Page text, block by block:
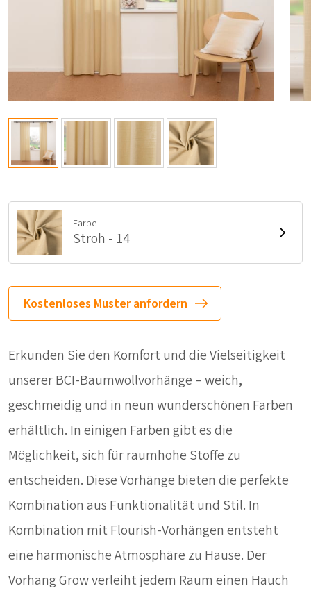
Farbe
Stroh - 14
Kostenloses Muster anfordern
Erkunden Sie den Komfort und die Vielseitigkeit
unserer BCI-Baumwollvorhänge – weich,
geschmeidig und in neun wunderschönen Farben
erhältlich. In einigen Farben gibt es die
Möglichkeit, sich für raumhohe Stoffe zu
entscheiden. Diese Vorhänge bieten die perfekte
Kombination aus Funktionalität und Stil. In
Kombination mit Flourish-Vorhängen entsteht
eine harmonische Atmosphäre zu Hause. Der
Vorhang Grow verleiht jedem Raum einen Hauch